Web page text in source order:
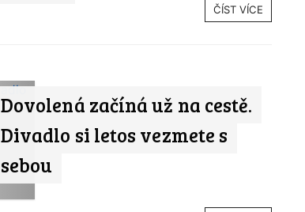
ČÍST VÍCE
Dovolená začíná už na cestě.
Divadlo si letos vezmete s
sebou